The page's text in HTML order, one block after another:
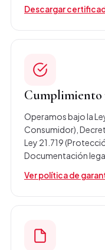
Descargar
Cumplimiento
Operamos bajo la
Consumidor),
Ley 21.719
Documentación
Ver política de